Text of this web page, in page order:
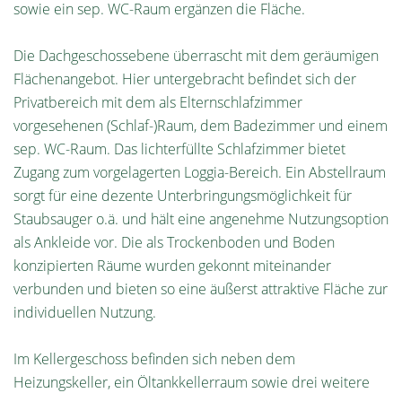
sowie ein sep. WC-Raum ergänzen die Fläche.
Die Dachgeschossebene überrascht mit dem geräumigen
Flächenangebot. Hier untergebracht befindet sich der
Privatbereich mit dem als Elternschlafzimmer
vorgesehenen (Schlaf-)Raum, dem Badezimmer und einem
sep. WC-Raum. Das lichterfüllte Schlafzimmer bietet
Zugang zum vorgelagerten Loggia-Bereich. Ein Abstellraum
sorgt für eine dezente Unterbringungsmöglichkeit für
Staubsauger o.ä. und hält eine angenehme Nutzungsoption
als Ankleide vor. Die als Trockenboden und Boden
konzipierten Räume wurden gekonnt miteinander
verbunden und bieten so eine äußerst attraktive Fläche zur
individuellen Nutzung.
Im Kellergeschoss befinden sich neben dem
Heizungskeller, ein Öltankkellerraum sowie drei weitere